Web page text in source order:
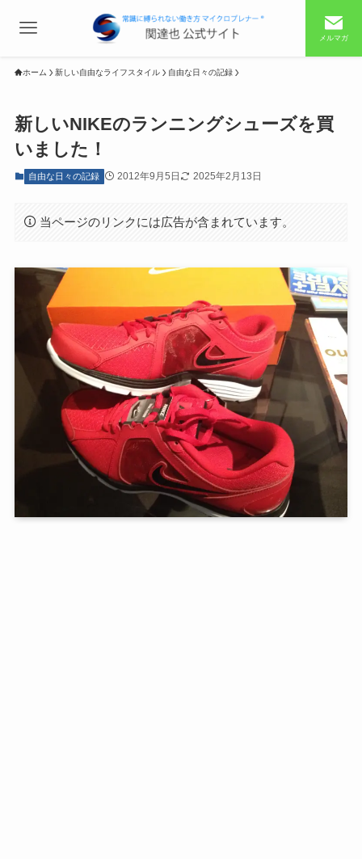
メルマガ
ホーム 新しい自由なライフスタイル 自由な日々の記録
新しいNIKEのランニングシューズを買
いました！
自由な日々の記録 2012年9月5日 2025年2月13日
当ページのリンクには広告が含まれています。